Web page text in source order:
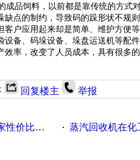
成品饲料，以前都是靠传统的方
缺点的制约，导致码的跺形状不规
客户应用起来却是简单、维护方便
设备、码垛设备、垛盘运送机等配
效率，改变了人员成本，具有很多
回复楼主 举报
比高一些 · 蒸汽回收机在化